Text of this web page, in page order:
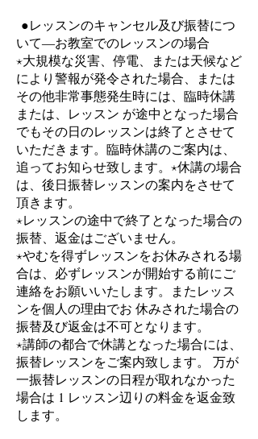
●レッスンのキャンセル及び振替につ
いて―お教室でのレッスンの場合
⋆大規模な災害、停電、または天候など
により警報が発令された場合、または
その他非常事態発生時には、臨時休講
または、レッスン が途中となった場合
でもその日のレッスンは終了とさせて
いただきます。臨時休講のご案内は、
追ってお知らせ致します。 ⋆休講の場合
は、後日振替レッスンの案内をさせて
頂きます。
⋆レッスンの途中で終了となった場合の
振替、返金はございません。
⋆やむを得ずレッスンをお休みされる場
合は、必ずレッスンが開始する前にご
連絡をお願いいたします。またレッス
ンを個人の理由でお 休みされた場合の
振替及び返金は不可となります。
⋆講師の都合で休講となった場合には、
振替レッスンをご案内致します。 万が
一振替レッスンの日程が取れなかった
場合は 1 レッスン辺りの料金を返金致
します。